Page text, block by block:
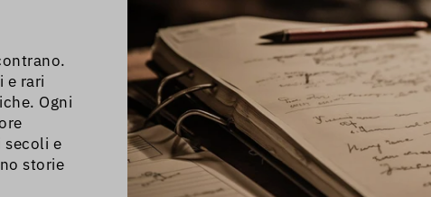
e rari
Ogni
secoli e
storie